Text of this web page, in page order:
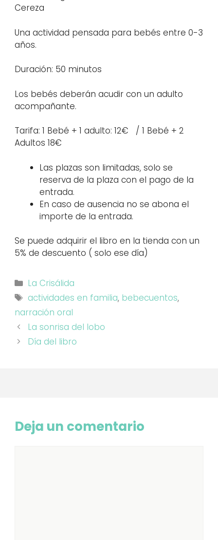
Cereza
Una actividad pensada para bebés entre 0-3
años.
Duración: 50 minutos
Los bebés deberán acudir con un adulto
acompañante.
Tarifa: 1 Bebé + 1 adulto: 12€ / 1 Bebé + 2
Adultos 18€
Las plazas son limitadas, solo se
reserva de la plaza con el pago de la
entrada.
En caso de ausencia no se abona el
importe de la entrada.
Se puede adquirir el libro en la tienda con un
5% de descuento ( solo ese día)
Categorías
La Crisálida
Etiquetas
actividades en familia, bebecuentos,
narración oral
La sonrisa del lobo
Día del libro
Deja un comentario